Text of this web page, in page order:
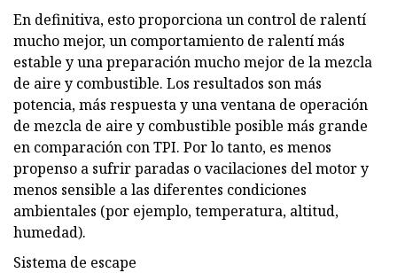
En definitiva, esto proporciona un control de ralentí
mucho mejor, un comportamiento de ralentí más
estable y una preparación mucho mejor de la mezcla
de aire y combustible. Los resultados son más
potencia, más respuesta y una ventana de operación
de mezcla de aire y combustible posible más grande
en comparación con TPI. Por lo tanto, es menos
propenso a sufrir paradas o vacilaciones del motor y
menos sensible a las diferentes condiciones
ambientales (por ejemplo, temperatura, altitud,
humedad).
Sistema de escape